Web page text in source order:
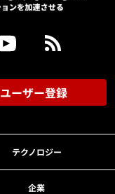
ユーザー登録
テクノロジー
企業